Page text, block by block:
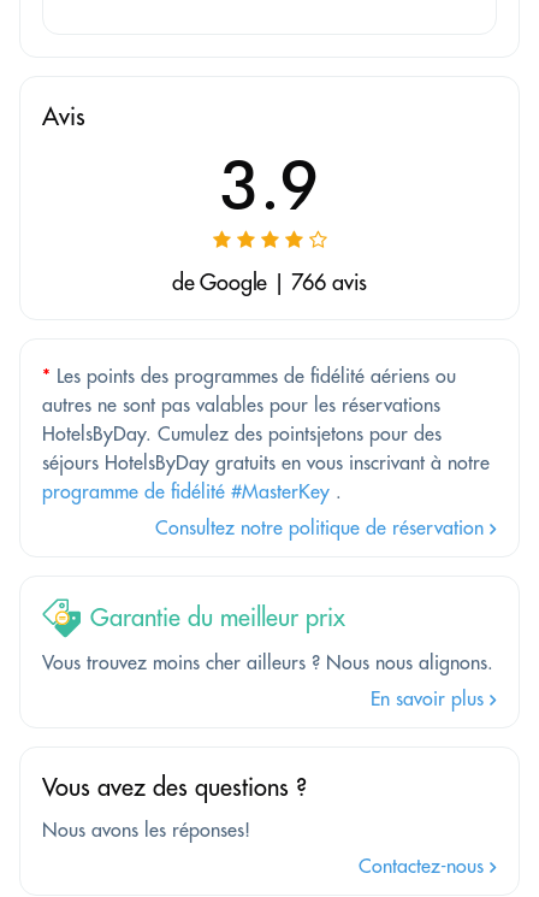
Avis
3.9
de Google | 766 avis
* Les points des programmes de fidélité aériens ou
autres ne sont pas valables pour les réservations
HotelsByDay. Cumulez des pointsjetons pour des
séjours HotelsByDay gratuits en vous inscrivant à notre
programme de fidélité #MasterKey .
Consultez notre politique de réservation
Garantie du meilleur prix
Vous trouvez moins cher ailleurs ? Nous nous alignons.
En savoir plus
Vous avez des questions ?
Nous avons les réponses!
Contactez-nous